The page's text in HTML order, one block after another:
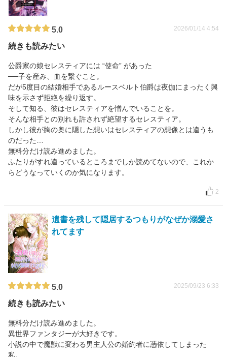
5.0 2026/01/14 4:54
続きも読みたい
公爵家の娘セレスティアには “使命” があった
──子を産み、血を繋ぐこと。
だが5度目の結婚相手であるルースベルト伯爵は夜伽にまったく興
味を示さず拒絶を繰り返す。
そして知る、彼はセレスティアを憎んでいることを。
そんな相手との別れも許されず絶望するセレスティア。
しかし彼が胸の奥に隠した想いはセレスティアの想像とは違うも
のだった…
無料分だけ読み進めました。
ふたりがすれ違っているところまでしか読めてないので、これか
らどうなっていくのか気になります。
2
遺書を残して隠居するつもりがなぜか溺愛さ
れてます
5.0 2025/09/23 6:33
続きも読みたい
無料分だけ読み進めました。
異世界ファンタジーが大好きです。
小説の中で魔獣に変わる男主人公の婚約者に憑依してしまった
私。